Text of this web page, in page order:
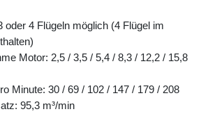
oder 4 Flügeln möglich (4 Flügel im
Motor: 2,5 / 3,5 / 5,4 / 8,3 / 12,2 / 15,8
Minute: 30 / 69 / 102 / 147 / 179 / 208
95,3 m³/min